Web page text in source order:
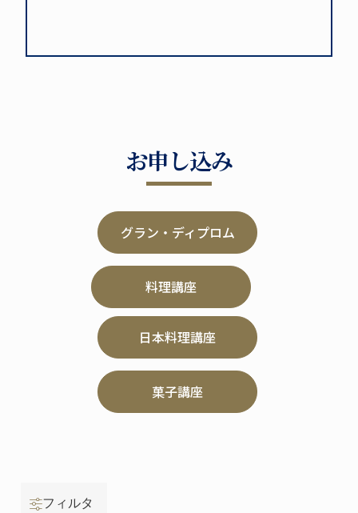
お申し込み
グラン・ディプロム
料理講座
日本料理講座
菓子講座
フィルタ